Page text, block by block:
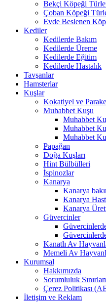
Bekçi Köpeği
Çoban Köpeği
Evde Beslenen
Kediler
Kedilerde Bakım
Kedilerde Üreme
Kedilerde Eğitim
Kedilerde Hastalık
Tavşanlar
Hamsterlar
Kuşlar
Kokatiyel ve
Muhabbet Kuşu
Muhabbet
Muhabbet
Muhabbet
Papağan
Doğa Kuşları
Hint Bülbülleri
İspinozlar
Kanarya
Kanarya
Kanarya
Kanarya
Güvercinler
Kanatlı Av
Memeli Av
Kurumsal
Hakkımızda
Sorumluluk
Çerez Politikası
İletişim ve Reklam